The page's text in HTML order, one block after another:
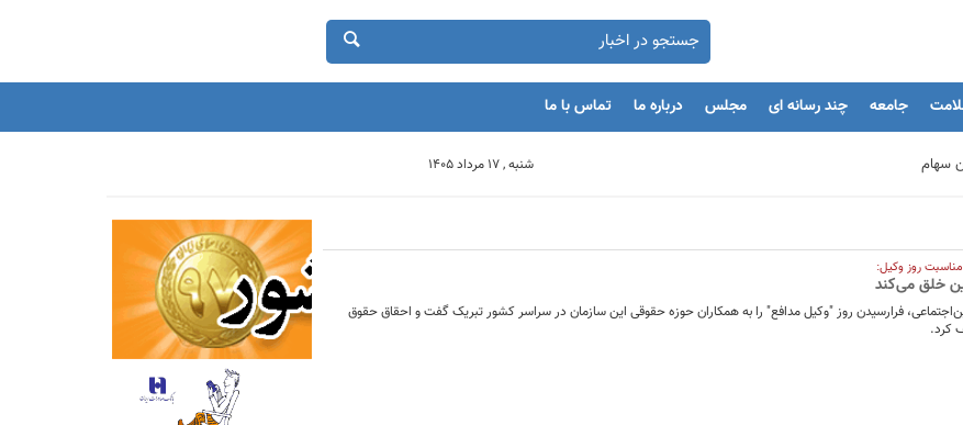
جامعه چند رسانه ای مجلس درباره ما تماس با ما
های اقتصادی
را با بحران مواجه کند
شنبه , 17 مرداد 1405
روز وکیل:
خلق می‌کند
فرارسیدن روز "وکیل مدافع" را به همکاران حوزه حقوقی این سازمان در سراسر کشور تبریک گفت و احقاق حقوق
کرد.